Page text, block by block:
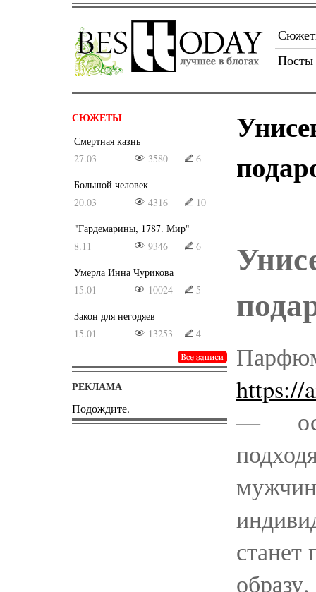
Посты
СЮЖЕТЫ
Смертная казнь
27.03
3580
6
Большой человек
20.03
4316
10
"Гардемарины, 1787. Мир"
8.11
9346
6
Умерла Инна Чурикова
15.01
10024
5
Закон для негодяев
15.01
13253 4
РЕКЛАМА
Подождите.
https://
—